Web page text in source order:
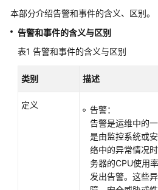
脑
服
务
托
权
本部分介绍告警和事件的含义、区别。
告警和事件的含义与区别
表1 告警和事件的含义与区别
类别 描述
定义
告警：
告警是运维中的
是由监控系统或
络中的异常情况
务器的CPU使用
发出告警。这些